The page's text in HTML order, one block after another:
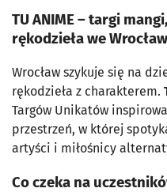
TU ANIME – targi
rękodzieła we
Wrocław szykuje się na
rękodzieła z charakterem.
Targów Unikatów
przestrzeń, w której
artyści i miłośnicy
Co czeka na